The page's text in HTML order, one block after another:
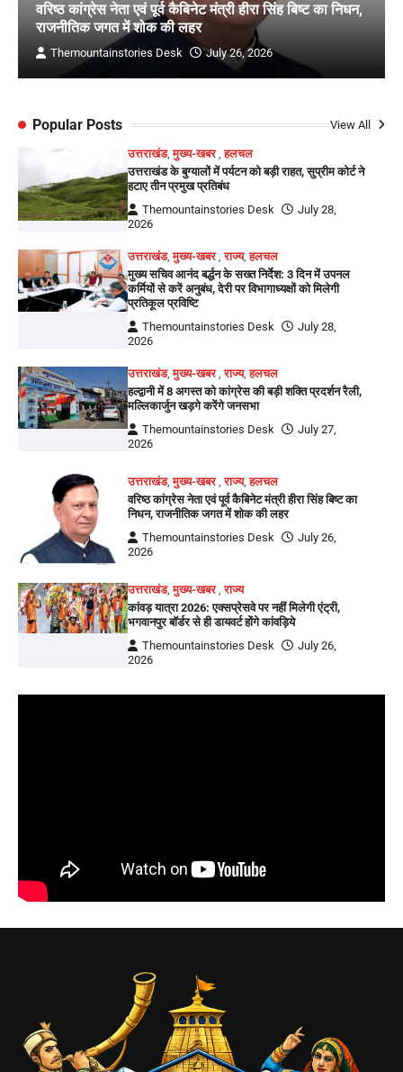
वरिष्ठ कांग्रेस नेता एवं पूर्व कैबिनेट मंत्री हीरा सिंह बिष्ट का निधन,
राजनीतिक जगत में शोक की लहर
Themountainstories Desk July 26, 2026
Popular Posts View All
उत्तराखंड,मुख्य-खबर,हलचल
उत्तराखंड के बुग्यालों में पर्यटन को बड़ी राहत, सुप्रीम कोर्ट ने
हटाए तीन प्रमुख प्रतिबंध
Themountainstories Desk
July 28,
2026
उत्तराखंड,मुख्य-खबर,राज्य,हलचल
मुख्य सचिव आनंद बर्द्धन के सख्त निर्देश: 3 दिन में उपनल
कर्मियों से करें अनुबंध, देरी पर विभागाध्यक्षों को मिलेगी
प्रतिकूल प्रविष्टि
Themountainstories Desk
July 28,
2026
उत्तराखंड,मुख्य-खबर,राज्य,हलचल
हल्द्वानी में 8 अगस्त को कांग्रेस की बड़ी शक्ति प्रदर्शन रैली,
मल्लिकार्जुन खड़गे करेंगे जनसभा
Themountainstories Desk
July 27,
2026
उत्तराखंड,मुख्य-खबर,राज्य,हलचल
वरिष्ठ कांग्रेस नेता एवं पूर्व कैबिनेट मंत्री हीरा सिंह बिष्ट का
निधन, राजनीतिक जगत में शोक की लहर
Themountainstories Desk
July 26,
2026
उत्तराखंड,मुख्य-खबर ,राज्य
कांवड़ यात्रा 2026: एक्सप्रेसवे पर नहीं मिलेगी एंट्री,
भगवानपुर बॉर्डर से ही डायवर्ट होंगे कांवड़िये
Themountainstories Desk
July 26,
2026